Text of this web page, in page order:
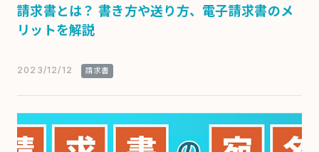
請求書とは？ 書き方や送り方、電子請求書のメ
リットを解説
2023/12/12 請求書